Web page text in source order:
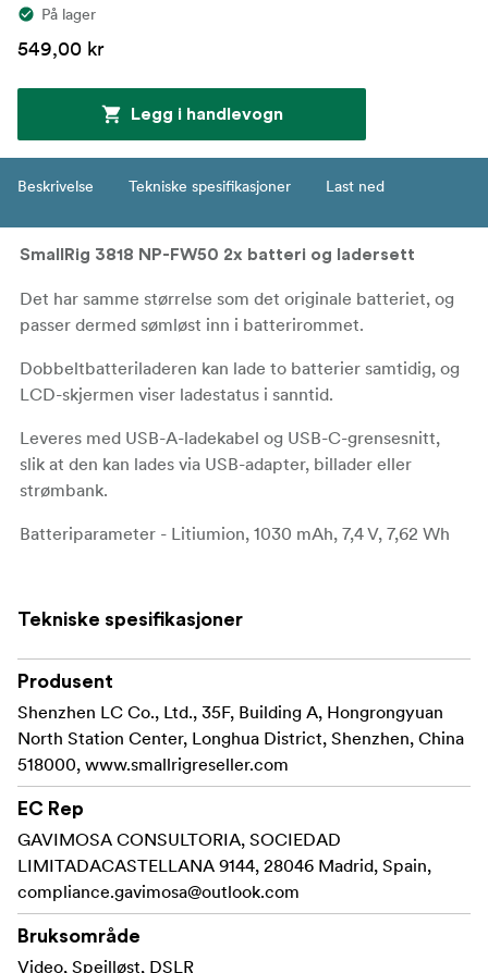
På lager
549,00 kr
Legg i handlevogn
Beskrivelse Tekniske spesifikasjoner Last ned
SmallRig 3818 NP-FW50 2x batteri og ladersett
Det har samme størrelse som det originale batteriet, og
passer dermed sømløst inn i batterirommet.
Dobbeltbatteriladeren kan lade to batterier samtidig, og
LCD-skjermen viser ladestatus i sanntid.
Leveres med USB-A-ladekabel og USB-C-grensesnitt,
slik at den kan lades via USB-adapter, billader eller
strømbank.
Batteriparameter - Litiumion, 1030 mAh, 7,4 V, 7,62 Wh
Driftstemperatur - 0-40 °C
Bemerknad!
For best mulig ladeopplevelse anbefales en
strømadapter med høyere utgang enn 5V⎓2,1A. Ikke bruk
de to inngangsgrensesnittene samtidig. Manuelt målt
vekt og størrelse er kanskje ikke nøyaktig.
Settet inkluderer ikke strømadapter.
Kompatibilitet:
Kompatible kameraer:
Sony Alpha 7/Alpha 7 II/Alpha 7R /Alpha 7R II/Alpha
7S/Alpha 7S II
Sony Alpha 3000 /Alpha 5000/Alpha 5100/Alpha
6000/Alpha 6100/Alpha 6300/Alpha 6400/Alpha
Tekniske spesifikasjoner
Produsent
Shenzhen LC Co., Ltd., 35F, Building A, Hongrongyuan
North Station Center, Longhua District, Shenzhen, China
518000, www.smallrigreseller.com
EC Rep
GAVIMOSA CONSULTORIA, SOCIEDAD
LIMITADACASTELLANA 9144, 28046 Madrid, Spain,
compliance.gavimosa@outlook.com
Bruksområde
Video, Speilløst, DSLR